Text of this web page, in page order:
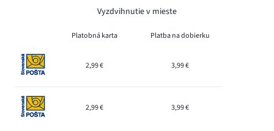
Vyzdvihnutie v mieste
Platobná karta Platba na dobierku
2,99 € 3,99 €
2,99 € 3,99 €